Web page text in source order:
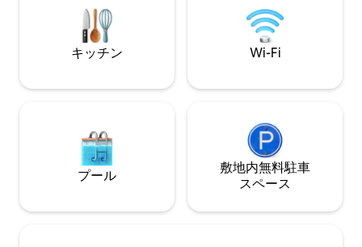
ンチのスマートテ
バスルーム、専用
インをお楽しみく
で、または閑静な
っと長く滞在でき
キッチン Wi-Fi
プール
敷地内無料駐⁠車
ス⁠ペ⁠ー⁠ス